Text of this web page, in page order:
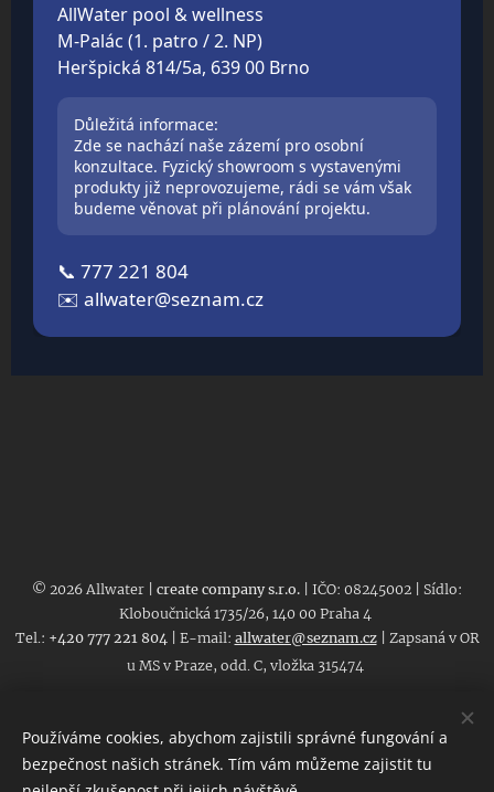
AllWater pool & wellness
M-Palác (1. patro / 2. NP)
Heršpická 814/5a, 639 00 Brno
Důležitá informace:
Zde se nachází naše zázemí pro osobní
konzultace. Fyzický showroom s vystavenými
produkty již neprovozujeme, rádi se vám však
budeme věnovat při plánování projektu.
📞777 221 804
✉️allwater@seznam.cz
© 2026 Allwater | create company s.r.o. | IČO: 08245002 | Sídlo:
Kloboučnická 1735/26, 140 00 Praha 4
Tel.: +420 777 221 804 | E-mail: allwater@seznam.cz
| Zapsaná v OR
u MS v Praze, odd. C, vložka 315474
Kontakt a identifikace
Veškeré uvedené ceny jsou platné ke dni zveřejnění.
Používáme cookies, abychom zajistili správné fungování a
bezpečnost našich stránek. Tím vám můžeme zajistit tu